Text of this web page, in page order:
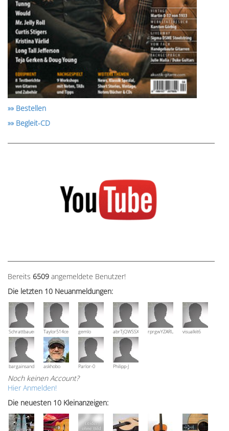
»» Bestellen
»» Begleit-CD
Bereits 6509 angemeldete Benutzer!
Die letzten 10 Neuanmeldungen:
Schrattbauer Taylor514ce gemlo abrTjQWSSXuVznPolErprgwYZARUTZQyCWESpD
visualkit6
bargainsandmoreaskhobo Parlor-0 Philipp-J
Noch keinen Account?
Hier Anmelden!
Die neuesten 10 Kleinanzeigen: